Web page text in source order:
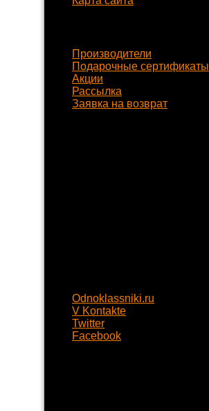
Производители
Подарочные сертификаты
Акции
Рассылка
Заявка на возврат
Odnoklassniki.ru
V Kontakte
Twitter
Facebook